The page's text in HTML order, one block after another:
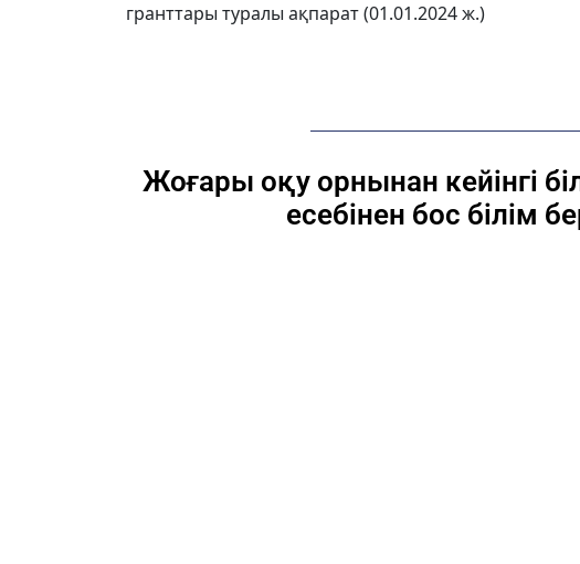
гранттары туралы ақпарат (01.01.2024 ж.)
Жоғары оқу орнынан кейінгі
есебінен бос білім